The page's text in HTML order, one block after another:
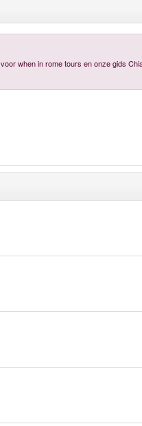
when in rome tours en onze gids